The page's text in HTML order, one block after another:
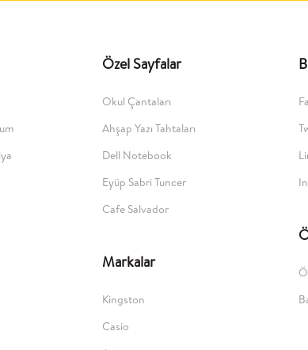
Özel Sayfalar
Okul Çantaları
Ahşap Yazı Tahtaları
Dell Notebook
Eyüp Sabri Tuncer
Cafe Salvador
Markalar
Kingston
Casio